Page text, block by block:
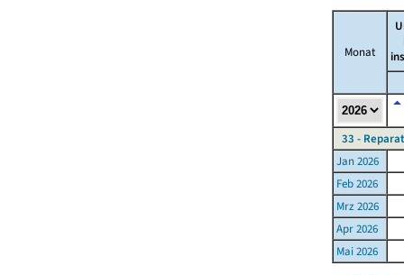
Monat
33 -
Jan 2026
Feb 2026
Mrz 2026
Apr 2026
Mai 2026